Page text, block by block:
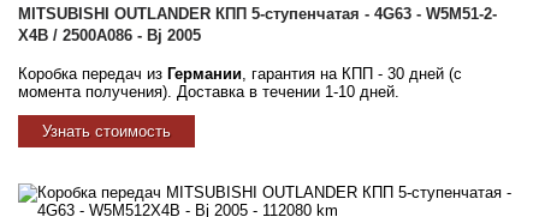
MITSUBISHI OUTLANDER КПП 5-ступенчатая - 4G63 - W5M51-2-
X4B / 2500A086 - Bj 2005
Коробка передач из Германии , гарантия на КПП - 30 дней (с
момента получения). Доставка в течении 1-10 дней.
Узнать стоимость